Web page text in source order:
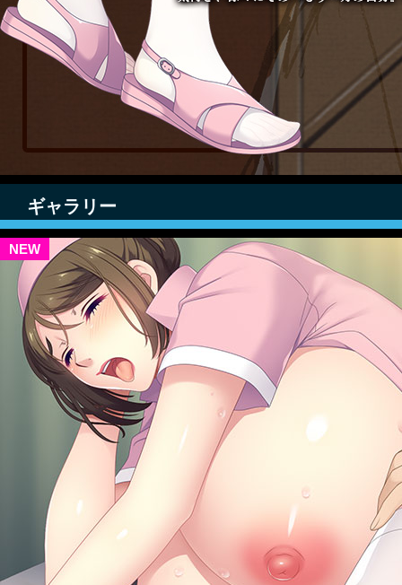
ギャラリー
NEW